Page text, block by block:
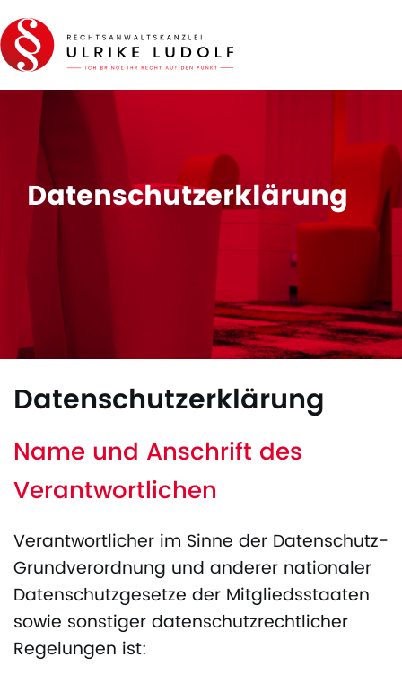
Datenschutzerklärung
Datenschutzerklärung
Name und Anschrift des
Verantwortlichen
Verantwortlicher im Sinne der Datenschutz-
Grundverordnung und anderer nationaler
Datenschutzgesetze der Mitgliedsstaaten
sowie sonstiger datenschutzrechtlicher
Regelungen ist: